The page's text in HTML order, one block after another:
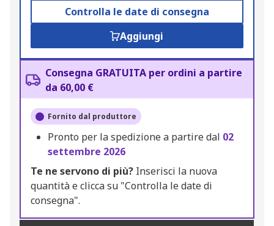
Controlla le date di consegna
Aggiungi
Consegna GRATUITA per ordini a partire
da 60,00 €
Fornito dal produttore
Pronto per la spedizione a partire dal 02
settembre 2026
Te ne servono di più? Inserisci la nuova
quantità e clicca su "Controlla le date di
consegna".